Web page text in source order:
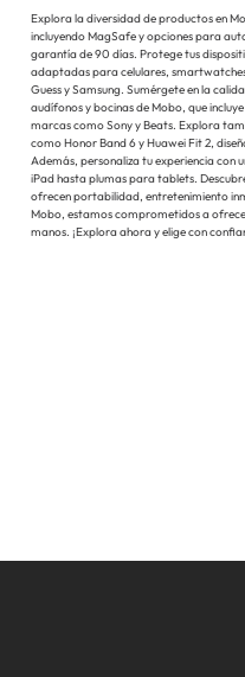
Explora la diversidad de productos en
incluyendo MagSafe y opciones para
garantía de 90 días. Protege tus
adaptadas para celulares,
Guess y Samsung. Sumérgete en la
audífonos y bocinas de Mobo, que
marcas como Sony y Beats. Explora
como Honor Band 6 y Huawei Fit 2,
Además, personaliza tu experiencia con
iPad hasta plumas para tablets.
ofrecen portabilidad, entretenimiento
Mobo, estamos comprometidos a
manos. ¡Explora ahora y elige con